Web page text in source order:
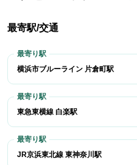
最寄駅/交通
横浜市ブルーライン 片倉町駅
東急東横線 白楽駅
JR京浜東北線 東神奈川駅